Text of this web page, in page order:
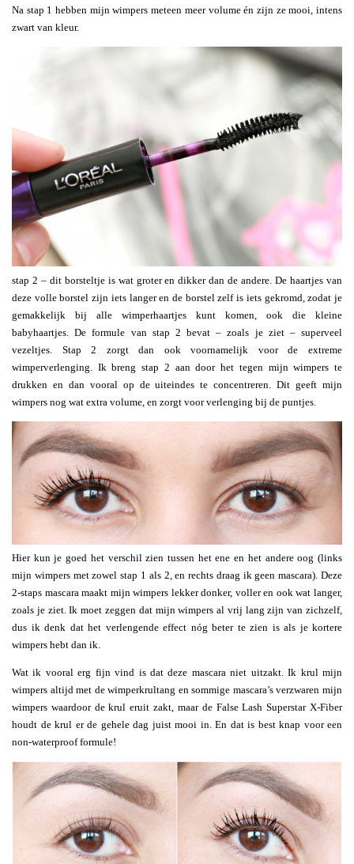
Na stap 1 hebben mijn wimpers meteen meer volume én zijn ze mooi, intens
zwart van kleur.
stap 2 – dit borsteltje is wat groter en dikker dan de andere. De haartjes van
deze volle borstel zijn iets langer en de borstel zelf is iets gekromd, zodat je
gemakkelijk bij alle wimperhaartjes kunt komen, ook die kleine
babyhaartjes. De formule van stap 2 bevat – zoals je ziet – superveel
vezeltjes. Stap 2 zorgt dan ook voornamelijk voor de extreme
wimperverlenging. Ik breng stap 2 aan door het tegen mijn wimpers te
drukken en dan vooral op de uiteindes te concentreren. Dit geeft mijn
wimpers nog wat extra volume, en zorgt voor verlenging bij de puntjes.
Hier kun je goed het verschil zien tussen het ene en het andere oog (links
mijn wimpers met zowel stap 1 als 2, en rechts draag ik geen mascara). Deze
2-staps mascara maakt mijn wimpers lekker donker, voller en ook wat langer,
zoals je ziet. Ik moet zeggen dat mijn wimpers al vrij lang zijn van zichzelf,
dus ik denk dat het verlengende effect nóg beter te zien is als je kortere
wimpers hebt dan ik.
Wat ik vooral erg fijn vind is dat deze mascara niet uitzakt. Ik krul mijn
wimpers altijd met de wimperkrultang en sommige mascara’s verzwaren mijn
wimpers waardoor de krul eruit zakt, maar de False Lash Superstar X-Fiber
houdt de krul er de gehele dag juist mooi in. En dat is best knap voor een
non-waterproof formule!